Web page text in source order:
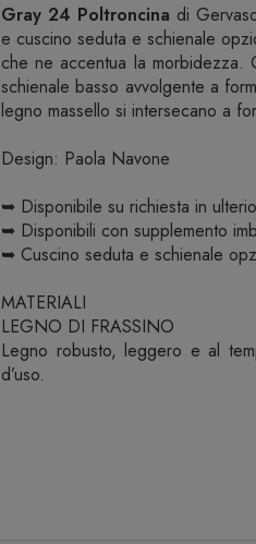
Gray 24 Poltroncina di
e cuscino seduta e schienale
che ne accentua la
schienale basso avvolgente a
legno massello si intersecano a
Design: Paola Navone
➥ Disponibile su richiesta in
➥ Disponibili con supplemento
➥ Cuscino seduta e schienale
MATERIALI
LEGNO DI FRASSINO
Legno robusto, leggero e al
d’uso.